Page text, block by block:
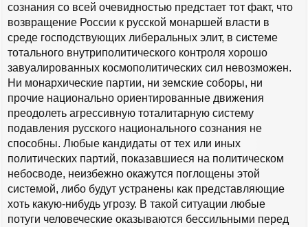
сознания со всей очевидностью предстает тот факт, что
возвращение России к русской монаршей власти в
среде господствующих либеральных элит, в системе
тотального внутриполитического контроля хорошо
завуалированных космополитических сил невозможен.
Ни монархические партии, ни земские соборы, ни
прочие национально ориентированные движения
преодолеть агрессивную тоталитарную систему
подавления русского национального сознания не
способны. Любые кандидаты от тех или иных
политических партий, показавшиеся на политическом
небосводе, неизбежно окажутся поглощены этой
системой, либо будут устранены как представляющие
хоть какую-нибудь угрозу. В такой ситуации любые
потуги человеческие оказываются бессильными перед